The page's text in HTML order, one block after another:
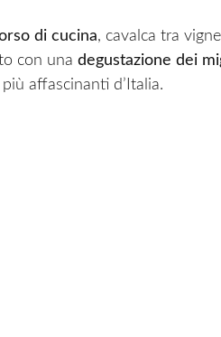
di cucina, cavalca tra
con una degustazione dei
affascinanti d’Italia.